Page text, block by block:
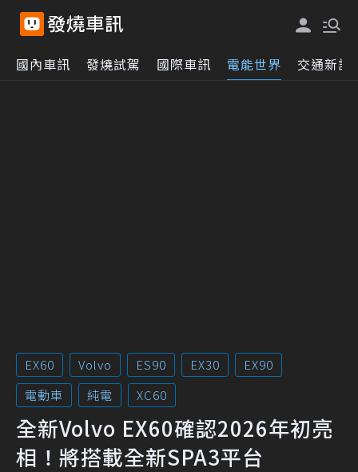
國內車訊 發燒試駕 國際車訊 電能世界 交通新訊
EX60 Volvo ES90 EX30
EX90
電動車
純電 XC60
全新Volvo EX60確認2026年初亮
相！將搭載全新SPA3平台